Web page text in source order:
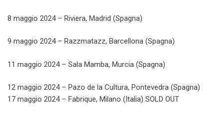
8 maggio 2024 – Riviera, Madrid (Spagna)
9 maggio 2024 – Razzmatazz, Barcellona (Spagna)
11 maggio 2024 – Sala Mamba, Murcia (Spagna)
12 maggio 2024 – Pazo de la Cultura, Pontevedra (Spagna)
17 maggio 2024 – Fabrique, Milano (Italia) SOLD OUT